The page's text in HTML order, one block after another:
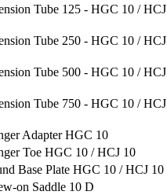
Tube 125 - HGC 10 / HCJ
Tube 250 - HGC 10 / HCJ
Tube 500 - HGC 10 / HCJ
Tube 750 - HGC 10 / HCJ
Adapter HGC 10
Toe HGC 10 / HCJ 10
Base Plate HGC 10 / HCJ 10
on Saddle 10 D